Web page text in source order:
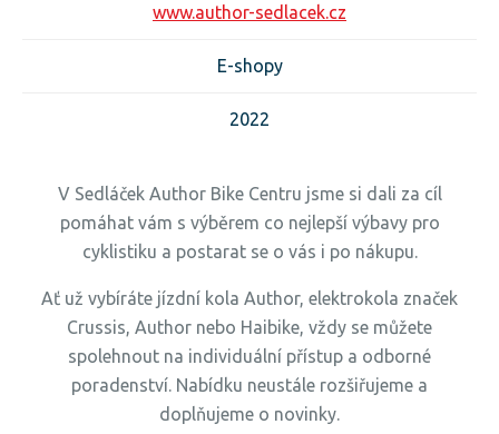
www.author-sedlacek.cz
E-shopy
2022
V Sedláček Author Bike Centru jsme si dali za cíl
pomáhat vám s výběrem co nejlepší výbavy pro
cyklistiku a postarat se o vás i po nákupu.
Ať už vybíráte jízdní kola Author, elektrokola značek
Crussis, Author nebo Haibike, vždy se můžete
spolehnout na individuální přístup a odborné
poradenství. Nabídku neustále rozšiřujeme a
doplňujeme o novinky.